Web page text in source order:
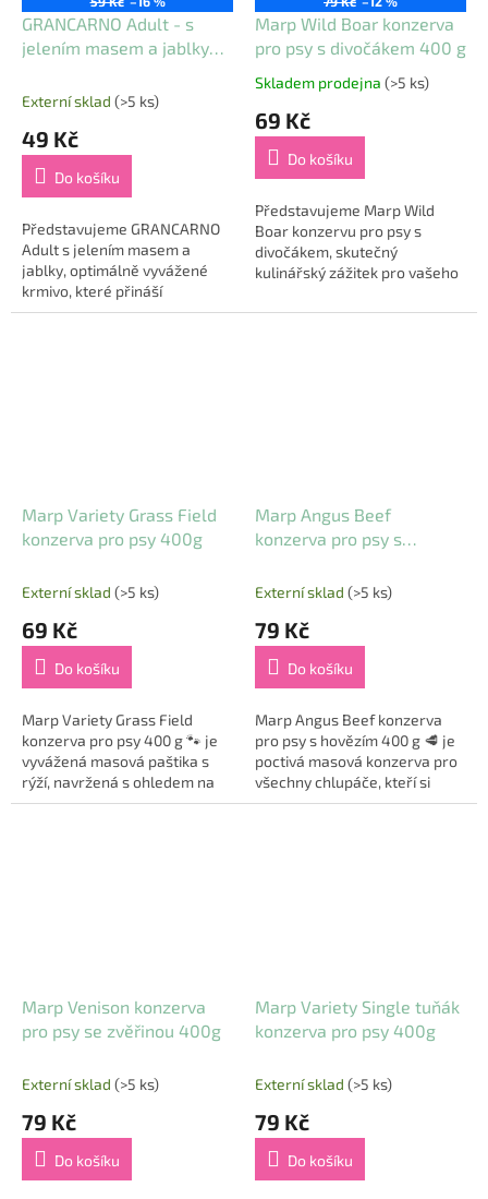
GRANCARNO Adult - s
jelením masem a jablky
Externí sklad (>5 ks)
49 Kč
Do košíku
Představujeme GRANCARNO
Adult s jelením masem a
jablky, optimálně vyvážené
krmivo, které přináší
nefalšovaný požitek z jídla pro
Marp Wild Boar konzerva
pro psy s divočákem 400 g
Průměrné
produktu
5,0
5
hvězdiček.
Skladem prodejna (>5 ks)
69 Kč
Do košíku
Představujeme Marp Wild
Boar konzervu pro psy s
divočákem, skutečný
kulinářský zážitek pro vašeho
s láskou a respektem k
Marp Variety Grass Field
konzerva pro psy 400g
Externí sklad (>5 ks)
69 Kč
Do košíku
Marp Variety Grass Field
konzerva pro psy 400 g 🐾 je
vyvážená masová paštika s
rýží, navržená s ohledem na
přirozené potřeby psího
Marp Angus Beef
konzerva pro psy s
Externí sklad (>5 ks)
79 Kč
Do košíku
Marp Angus Beef konzerva
pro psy s hovězím 400 g 🥩 je
poctivá masová konzerva pro
všechny chlupáče, kteří si
zaslouží to nejlepší. Značka
Marp Venison konzerva
pro psy se zvěřinou 400g
Externí sklad (>5 ks)
79 Kč
Do košíku
Marp Variety Single tuňák
konzerva pro psy 400g
Externí sklad (>5 ks)
79 Kč
Do košíku